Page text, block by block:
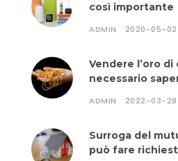
così importante
ADMIN 2020-05-02
Vendere l’oro di
necessario
ADMIN 2022-03-28
Surroga del
può fare